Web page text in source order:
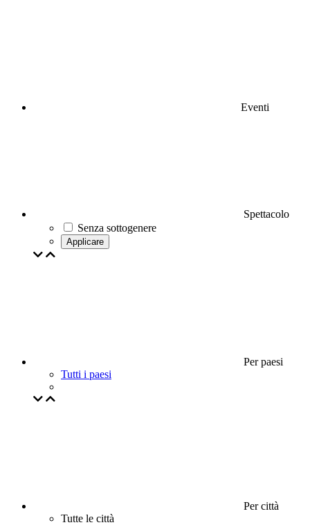
Eventi
Spettacolo
Senza sottogenere
Applicare
Per paesi
Tutti i paesi
Per città
Tutte le città